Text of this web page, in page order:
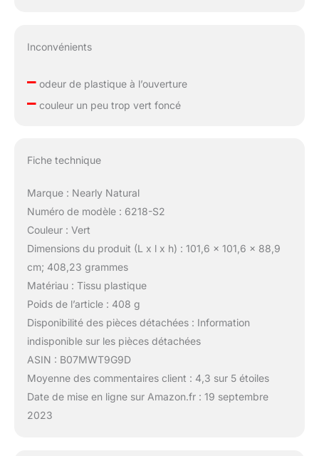
Inconvénients
–odeur de plastique à l’ouverture
–couleur un peu trop vert foncé
Fiche technique
Marque : Nearly Natural
Numéro de modèle : 6218-S2
Couleur : Vert
Dimensions du produit (L x l x h) : 101,6 x 101,6 x 88,9
cm; 408,23 grammes
Matériau : Tissu plastique
Poids de l’article : 408 g
Disponibilité des pièces détachées : Information
indisponible sur les pièces détachées
ASIN : B07MWT9G9D
Moyenne des commentaires client : 4,3 sur 5 étoiles
Date de mise en ligne sur Amazon.fr : 19 septembre
2023